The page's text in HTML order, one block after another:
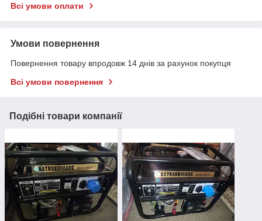
Всі умови оплати
Умови повернення
Повернення товару впродовж 14 днів за рахунок покупця
Всі умови повернення
Подібні товари компанії